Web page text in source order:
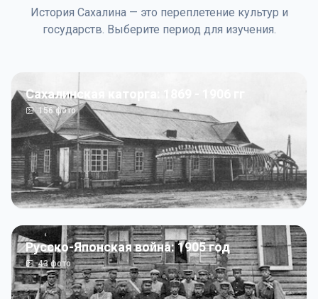
История Сахалина — это переплетение культур и
государств. Выберите период для изучения.
Сахалинская каторга: 1869 - 1906 гг
156фото
Русско-Японская война: 1905 год
43фото